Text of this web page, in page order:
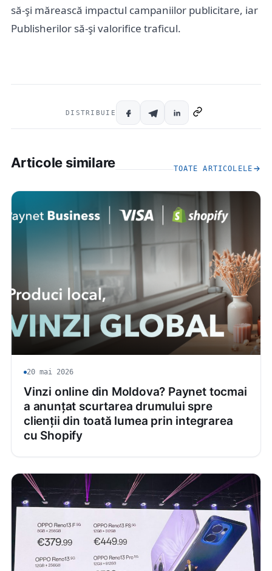
să-şi mărească impactul campaniilor publicitare, iar
Publisherilor să-şi valorifice traficul.
DISTRIBUIE
Articole similare TOATE ARTICOLELE
20 mai 2026
Vinzi online din Moldova? Paynet tocmai
a anunțat scurtarea drumului spre
clienții din toată lumea prin integrarea
cu Shopify